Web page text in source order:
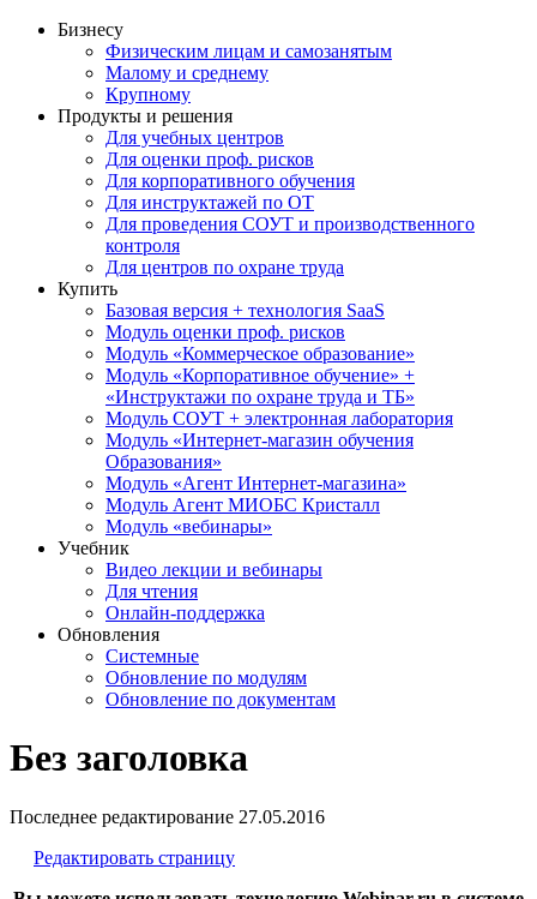
Бизнесу
Физическим лицам и самозанятым
Малому и среднему
Крупному
Продукты и решения
Для учебных центров
Для оценки проф. рисков
Для корпоративного обучения
Для инструктажей по ОТ
Для проведения СОУТ и производственного
контроля
Для центров по охране труда
Купить
Базовая версия + технология SaaS
Модуль оценки проф. рисков
Модуль «Коммерческое образование»
Модуль «Корпоративное обучение» +
«Инструктажи по охране труда и ТБ»
Модуль СОУТ + электронная лаборатория
Модуль «Интернет-магазин обучения
Образования»
Модуль «Агент Интернет-магазина»
Модуль Агент МИОБС Кристалл
Модуль «вебинары»
Учебник
Видео лекции и вебинары
Для чтения
Онлайн-поддержка
Обновления
Системные
Обновление по модулям
Обновление по документам
Без заголовка
Последнее редактирование 27.05.2016
Редактировать страницу